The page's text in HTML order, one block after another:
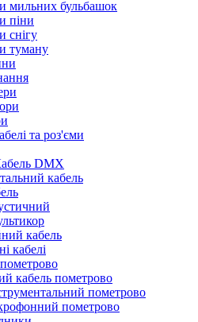
мильних бульбашок
піни
снігу
туману
та роз'єми
DMX
кабель
кабель
кабелі
кабель пометрово
пометрово
пометрово